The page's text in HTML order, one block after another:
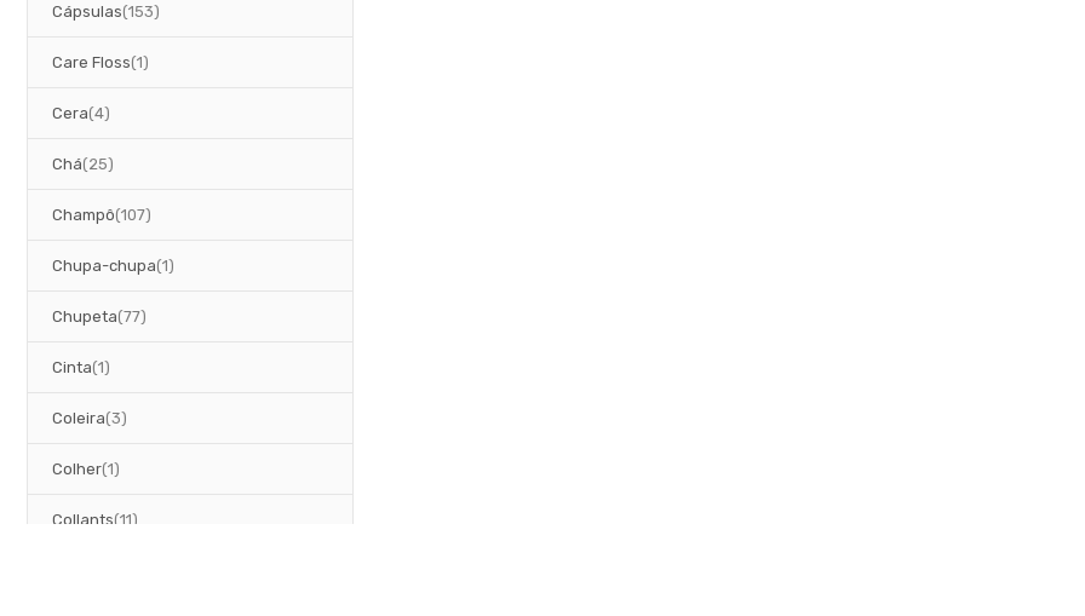
Cápsulas 153
artigos
Care Floss 1
artigo
Cera 4
artigos
Chá 25
artigos
Champô 107
artigos
Chupa-chupa 1
artigo
Chupeta 77
artigos
Cinta 1
artigo
Coleira 3
artigos
Colher 1
artigo
Collants 11
artigos